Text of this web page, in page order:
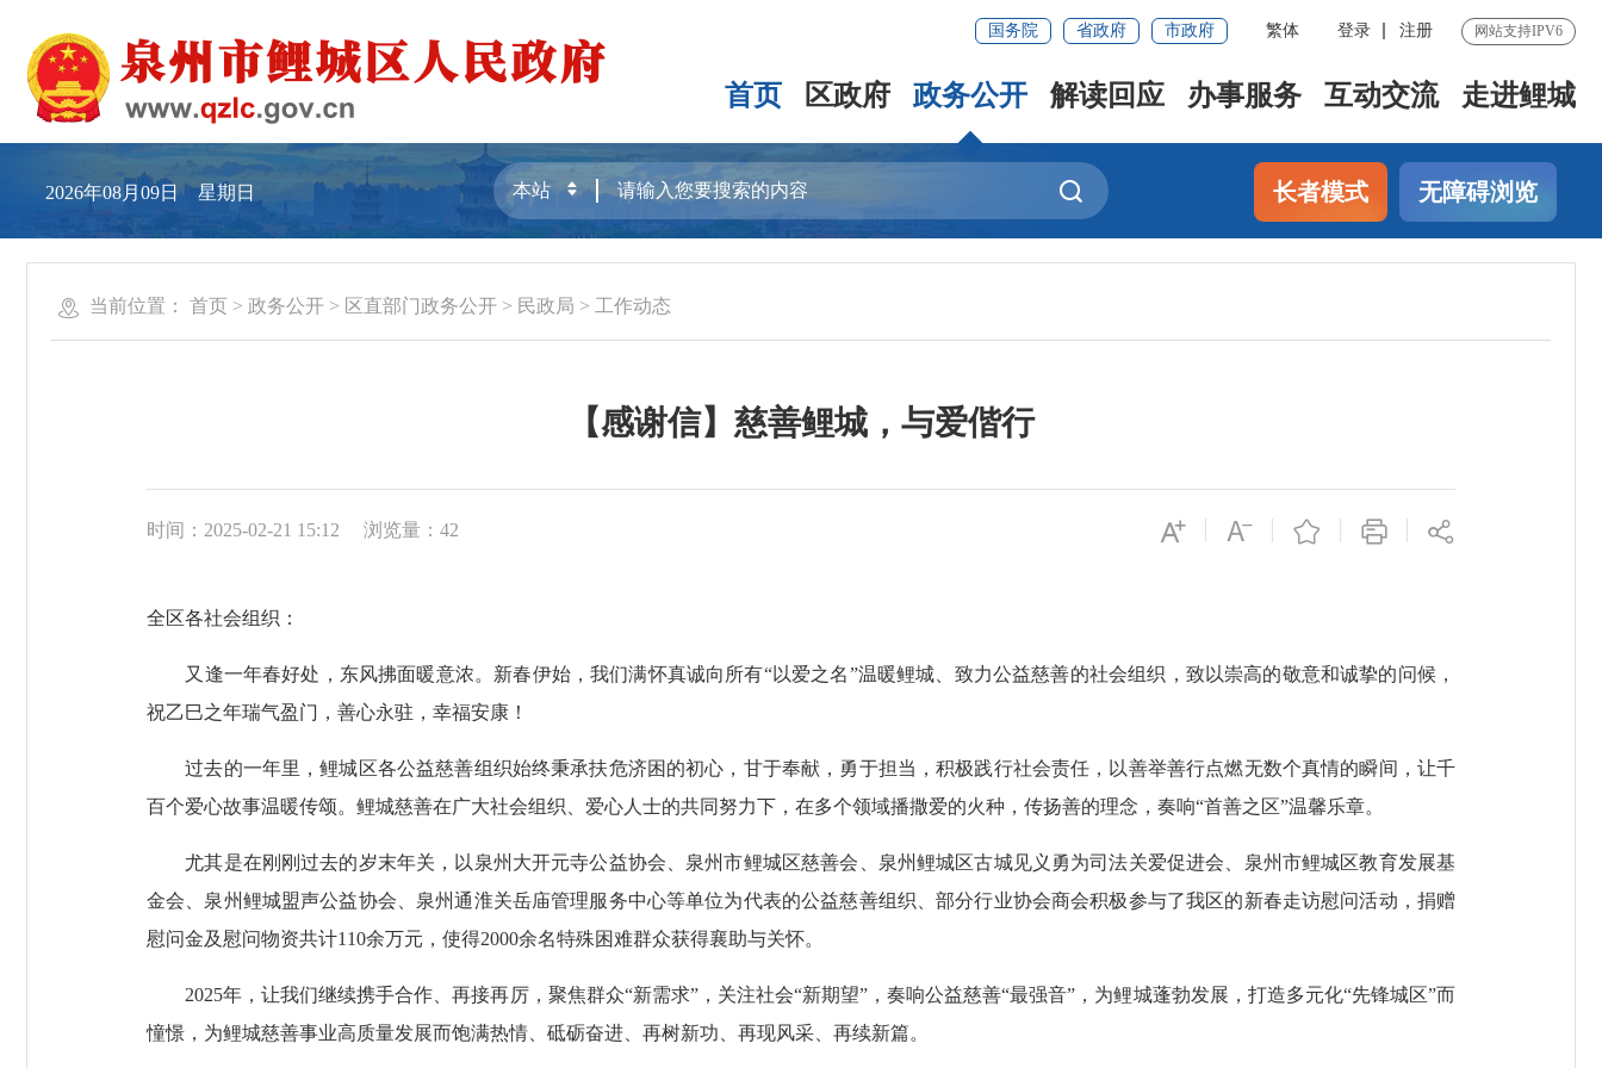
国务院 省政府 市政府 繁体 登录 注册 网站支持IPV6
首页 区政府 政务公开 解读回应 办事服务 互动交流 走进鲤城
2026年08月09日 星期日 长者模式 无障碍浏览
当前位置： 首页 > 政务公开 > 区直部门政务公开 > 民政局 > 工作动态
【感谢信】慈善鲤城，与爱偕行
时间：2025-02-21 15:12 浏览量： 42
全区各社会组织：
又逢一年春好处，东风拂面暖意浓。新春伊始，我们满怀真诚向所有“以爱之名”温暖鲤城、致力公益慈善的社会组织，致以崇高的敬意和诚挚的问候，
祝乙巳之年瑞气盈门，善心永驻，幸福安康！
过去的一年里，鲤城区各公益慈善组织始终秉承扶危济困的初心，甘于奉献，勇于担当，积极践行社会责任，以善举善行点燃无数个真情的瞬间，让千
百个爱心故事温暖传颂。鲤城慈善在广大社会组织、爱心人士的共同努力下，在多个领域播撒爱的火种，传扬善的理念，奏响“首善之区”温馨乐章。
尤其是在刚刚过去的岁末年关，以泉州大开元寺公益协会、泉州市鲤城区慈善会、泉州鲤城区古城见义勇为司法关爱促进会、泉州市鲤城区教育发展基
金会、泉州鲤城盟声公益协会、泉州通淮关岳庙管理服务中心等单位为代表的公益慈善组织、部分行业协会商会积极参与了我区的新春走访慰问活动，捐赠
慰问金及慰问物资共计110余万元，使得2000余名特殊困难群众获得襄助与关怀。
2025年，让我们继续携手合作、再接再厉，聚焦群众“新需求”，关注社会“新期望”，奏响公益慈善“最强音”，为鲤城蓬勃发展，打造多元化“先锋城区”而
憧憬，为鲤城慈善事业高质量发展而饱满热情、砥砺奋进、再树新功、再现风采、再续新篇。